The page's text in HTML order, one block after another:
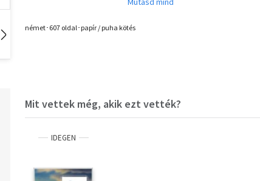
Hangoskönyv
német･607 oldal･papír / puha kötés
Mit vettek még, akik ezt vették?
IDEGEN